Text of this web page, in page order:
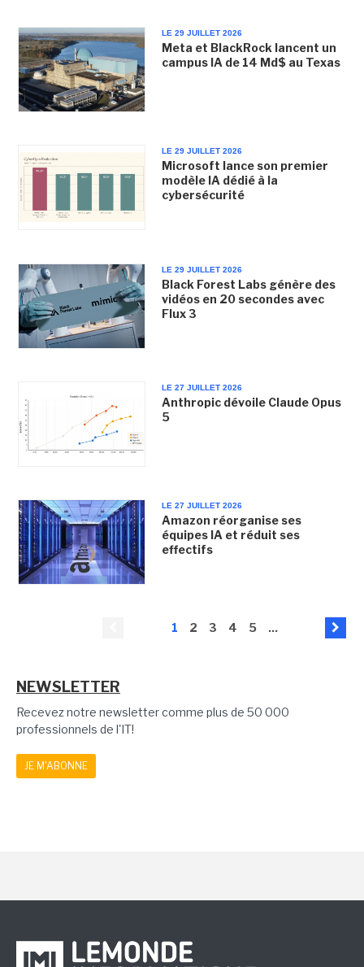
LE 29 JUILLET 2026
Meta et BlackRock lancent un
campus IA de 14 Md$ au Texas
LE 29 JUILLET 2026
Microsoft lance son premier
modèle IA dédié à la
cybersécurité
LE 29 JUILLET 2026
Black Forest Labs génère des
vidéos en 20 secondes avec
Flux 3
LE 27 JUILLET 2026
Anthropic dévoile Claude Opus
5
LE 27 JUILLET 2026
Amazon réorganise ses
équipes IA et réduit ses
effectifs
1 2 3 4 5 ...
NEWSLETTER
Recevez notre newsletter comme plus de 50 000
professionnels de l'IT!
JE M'ABONNE